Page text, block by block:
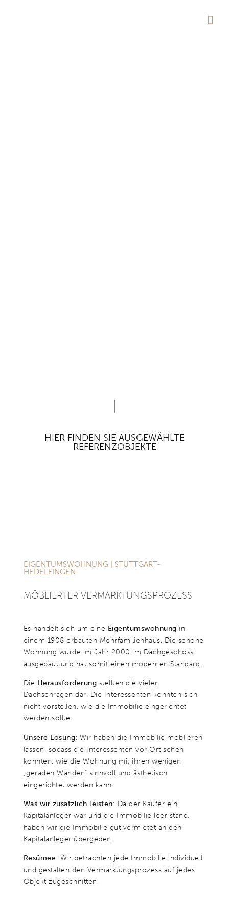
HIER FINDEN SIE AUSGEWÄHLTE
REFERENZOBJEKTE
hatten nichts auszusetzen! Frau Weinmann hat sich wirklich um alles
gekümmert und ist sehr zu empfehlen- für Käufer als auch Verkäufer.“
EIGENTUMSWOHNUNG | STUTTGART-
HEDELFINGEN
MÖBLIERTER VER­MARKTUNGS­PRO­ZESS
Es handelt sich um eine Eigentumswohnung in
einem 1908 erbauten Mehrfamilienhaus. Die schöne
Wohnung wurde im Jahr 2000 im Dachgeschoss
ausgebaut und hat somit einen modernen Standard.
Die Herausforderung stellten die vielen
Dachschrägen dar. Die Interessenten konnten sich
nicht vorstellen, wie die Immobilie eingerichtet
werden sollte.
Unsere Lösung: Wir haben die Immobilie möblieren
lassen, sodass die Interessenten vor Ort sehen
konnten, wie die Wohnung mit ihren wenigen
„geraden Wänden“ sinnvoll und ästhetisch
eingerichtet werden kann.
Was wir zusätzlich leisten: Da der Käufer ein
Kapitalanleger war und die Immobilie leer stand,
haben wir die Immobilie gut vermietet an den
Kapitalanleger übergeben.
Resümee: Wir betrachten jede Immobilie individuell
und gestalten den Vermarktungsprozess auf jedes
Objekt zugeschnitten.